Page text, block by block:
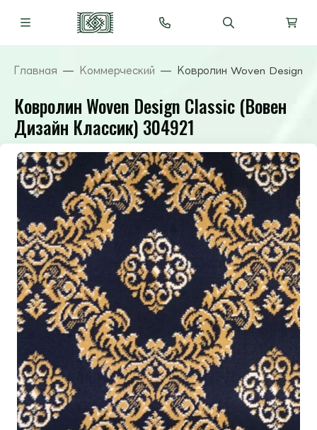
Главная Коммерческий Ковролин Woven Design
Ковролин Woven Design Classic (Вовен
Дизайн Классик) 304921